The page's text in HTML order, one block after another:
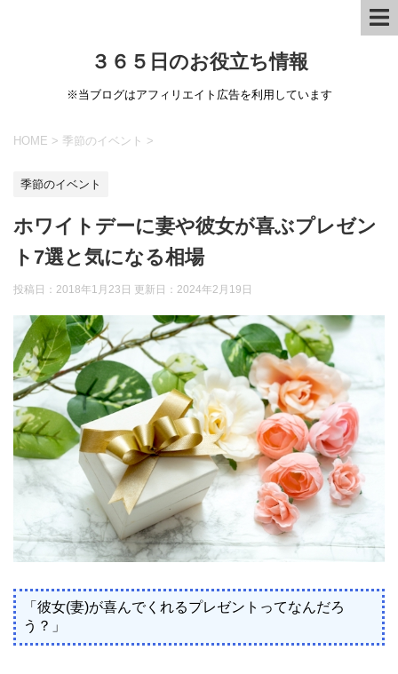
３６５日のお役立ち情報
※当ブログはアフィリエイト広告を利用しています
HOME > 季節のイベント >
季節のイベント
ホワイトデーに妻や彼女が喜ぶプレゼン
ト7選と気になる相場
投稿日：2018年1月23日 更新日： 2024年2月19日
「彼女(妻)が喜んでくれるプレゼントってなんだろ
う？」